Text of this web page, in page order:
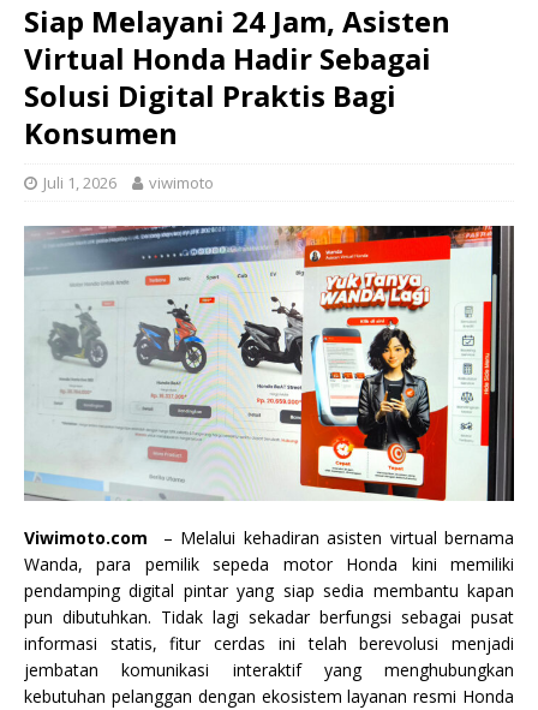
Siap Melayani 24 Jam, Asisten
Virtual Honda Hadir Sebagai
Solusi Digital Praktis Bagi
Konsumen
Juli 1, 2026 viwimoto
Viwimoto.com
– Melalui kehadiran asisten virtual bernama
Wanda, para pemilik sepeda motor Honda kini memiliki
pendamping digital pintar yang siap sedia membantu kapan
pun dibutuhkan. Tidak lagi sekadar berfungsi sebagai pusat
informasi statis, fitur cerdas ini telah berevolusi menjadi
jembatan komunikasi interaktif yang menghubungkan
kebutuhan pelanggan dengan ekosistem layanan resmi Honda